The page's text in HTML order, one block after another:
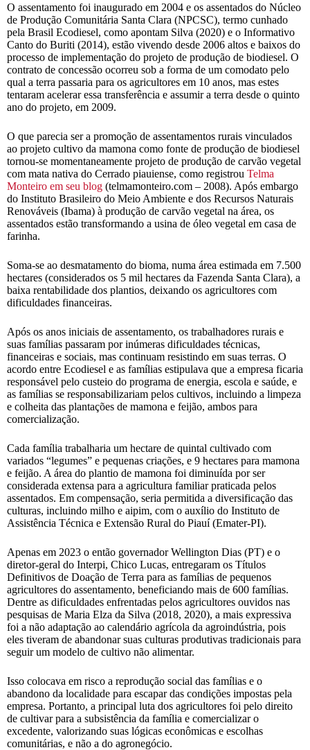
O assentamento foi inaugurado em 2004 e os assentados do Núcleo
de Produção Comunitária Santa Clara (NPCSC), termo cunhado
pela Brasil Ecodiesel, como apontam Silva (2020) e o Informativo
Canto do Buriti (2014), estão vivendo desde 2006 altos e baixos do
processo de implementação do projeto de produção de biodiesel. O
contrato de concessão ocorreu sob a forma de um comodato pelo
qual a terra passaria para os agricultores em 10 anos, mas estes
tentaram acelerar essa transferência e assumir a terra desde o quinto
ano do projeto, em 2009.
O que parecia ser a promoção de assentamentos rurais vinculados
ao projeto cultivo da mamona como fonte de produção de biodiesel
tornou-se momentaneamente projeto de produção de carvão vegetal
com mata nativa do Cerrado piauiense, como registrou Telma
Monteiro em seu blog (telmamonteiro.com – 2008). Após embargo
do Instituto Brasileiro do Meio Ambiente e dos Recursos Naturais
Renováveis (Ibama) à produção de carvão vegetal na área, os
assentados estão transformando a usina de óleo vegetal em casa de
farinha.
Soma-se ao desmatamento do bioma, numa área estimada em 7.500
hectares (considerados os 5 mil hectares da Fazenda Santa Clara), a
baixa rentabilidade dos plantios, deixando os agricultores com
dificuldades financeiras.
Após os anos iniciais de assentamento, os trabalhadores rurais e
suas famílias passaram por inúmeras dificuldades técnicas,
financeiras e sociais, mas continuam resistindo em suas terras. O
acordo entre Ecodiesel e as famílias estipulava que a empresa ficaria
responsável pelo custeio do programa de energia, escola e saúde, e
as famílias se responsabilizariam pelos cultivos, incluindo a limpeza
e colheita das plantações de mamona e feijão, ambos para
comercialização.
Cada família trabalharia um hectare de quintal cultivado com
variados “legumes” e pequenas criações, e 9 hectares para mamona
e feijão. A área do plantio de mamona foi diminuída por ser
considerada extensa para a agricultura familiar praticada pelos
assentados. Em compensação, seria permitida a diversificação das
culturas, incluindo milho e aipim, com o auxílio do Instituto de
Assistência Técnica e Extensão Rural do Piauí (Emater-PI).
Apenas em 2023 o então governador Wellington Dias (PT) e o
diretor-geral do Interpi, Chico Lucas, entregaram os Títulos
Definitivos de Doação de Terra para as famílias de pequenos
agricultores do assentamento, beneficiando mais de 600 famílias.
Dentre as dificuldades enfrentadas pelos agricultores ouvidos nas
pesquisas de Maria Elza da Silva (2018, 2020), a mais expressiva
foi a não adaptação ao calendário agrícola da agroindústria, pois
eles tiveram de abandonar suas culturas produtivas tradicionais para
seguir um modelo de cultivo não alimentar.
Isso colocava em risco a reprodução social das famílias e o
abandono da localidade para escapar das condições impostas pela
empresa. Portanto, a principal luta dos agricultores foi pelo direito
de cultivar para a subsistência da família e comercializar o
excedente, valorizando suas lógicas econômicas e escolhas
comunitárias, e não a do agronegócio.